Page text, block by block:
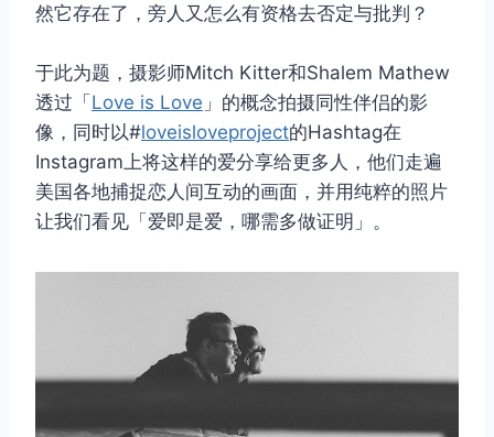
然它存在了，旁人又怎么有资格去否定与批判？
于此为题，摄影师Mitch Kitter和Shalem Mathew
透过「 Love is Love 」的概念拍摄同性伴侣的影
像，同时以#loveisloveproject的Hashtag在
Instagram上将这样的爱分享给更多人，他们走遍
美国各地捕捉恋人间互动的画面，并用纯粹的照片
让我们看见「爱即是爱，哪需多做证明」。